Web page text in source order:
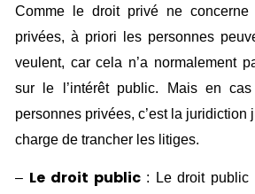
Comme le droit privé ne concerne
privées, à priori les personnes
veulent, car cela n’a normalement
sur le l’intérêt public. Mais en
personnes privées, c’est la juridiction
charge de trancher les litiges.
– Le droit public : Le droit public